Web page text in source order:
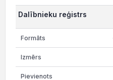
Dalībnieku reģistrs